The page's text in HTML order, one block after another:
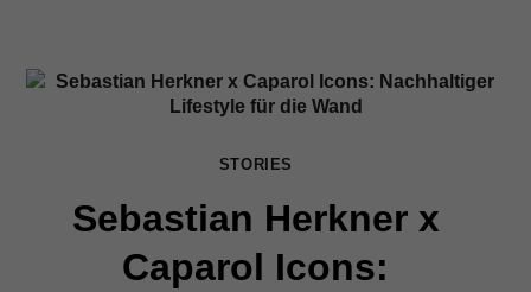
STORIES
Sebastian Herkner x
Caparol Icons: